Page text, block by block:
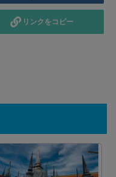
リンクをコピー